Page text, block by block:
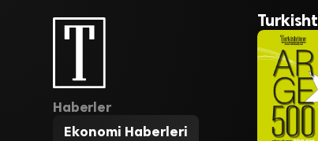
Haberler
Ekonomi Haberleri